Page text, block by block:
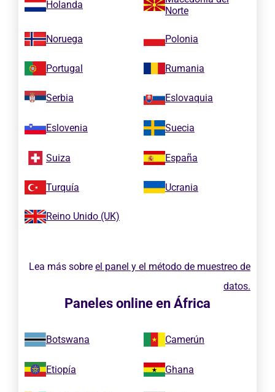
Holanda
Norte
Noruega Polonia
Portugal Rumania
Serbia Eslovaquia
Eslovenia Suecia
Suiza España
Turquía Ucrania
Reino Unido (UK)
Lea más sobre el panel y el método de muestreo de
datos.
Paneles online en África
Botswana Camerún
Etiopía Ghana